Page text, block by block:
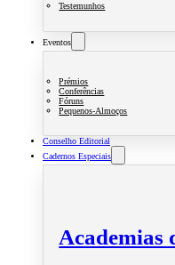
Testemunhos
Eventos
Prémios
Conferências
Fóruns
Pequenos-Almoços
Conselho Editorial
Cadernos Especiais
Academias